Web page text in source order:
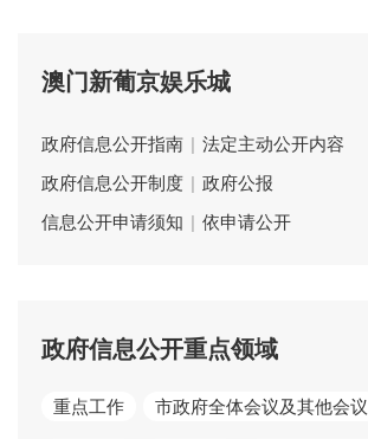
澳门新葡京娱乐城
政府信息公开指南 | 法定主动公开内容
政府信息公开制度 | 政府公报
信息公开申请须知 | 依申请公开
政府信息公开重点领域
重点工作 市政府全体会议及其他会议